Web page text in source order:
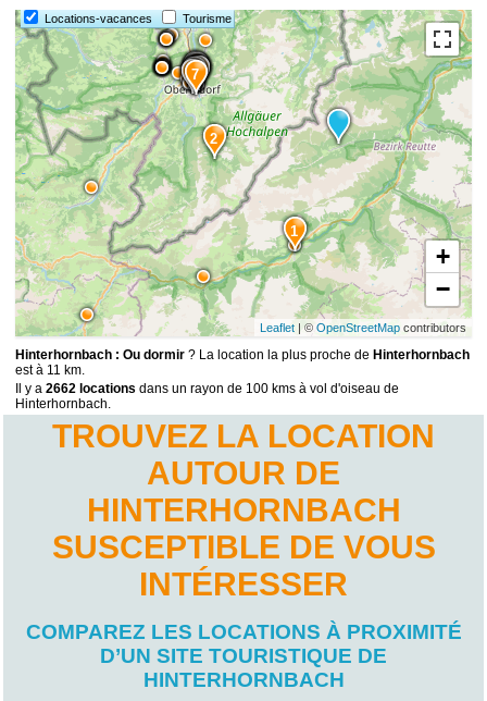
Locations-vacances Tourisme
15
14
13
12
11
10
98
76
5
4
3
2
1
+
−
Leaflet| © OpenStreetMapcontributors
Hinterhornbach : Ou dormir ? La location la plus proche de Hinterhornbach
est à 11 km.
Il y a2662 locations dans un rayon de 100 kms à vol d'oiseau de
Hinterhornbach.
TROUVEZ LA LOCATION
AUTOUR DE
HINTERHORNBACH
SUSCEPTIBLE DE VOUS
INTÉRESSER
COMPAREZ LES LOCATIONS À PROXIMITÉ
D’UN SITE TOURISTIQUE DE
HINTERHORNBACH